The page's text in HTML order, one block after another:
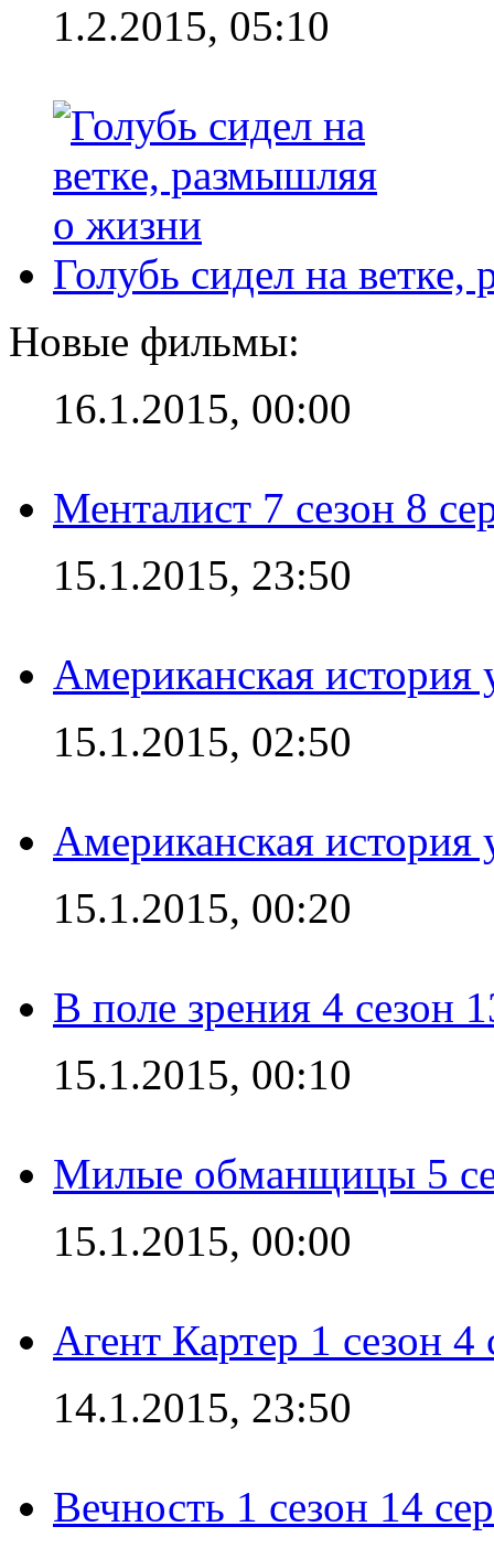
1.2.2015, 05:10
Голубь сидел на
Новые фильмы:
16.1.2015, 00:00
Менталист 7 сезон 8
15.1.2015, 23:50
Американская история
15.1.2015, 02:50
Американская история
15.1.2015, 00:20
В поле зрения 4 сезон
15.1.2015, 00:10
Милые обманщицы 5
15.1.2015, 00:00
Агент Картер 1 сезон 4
14.1.2015, 23:50
Вечность 1 сезон 14